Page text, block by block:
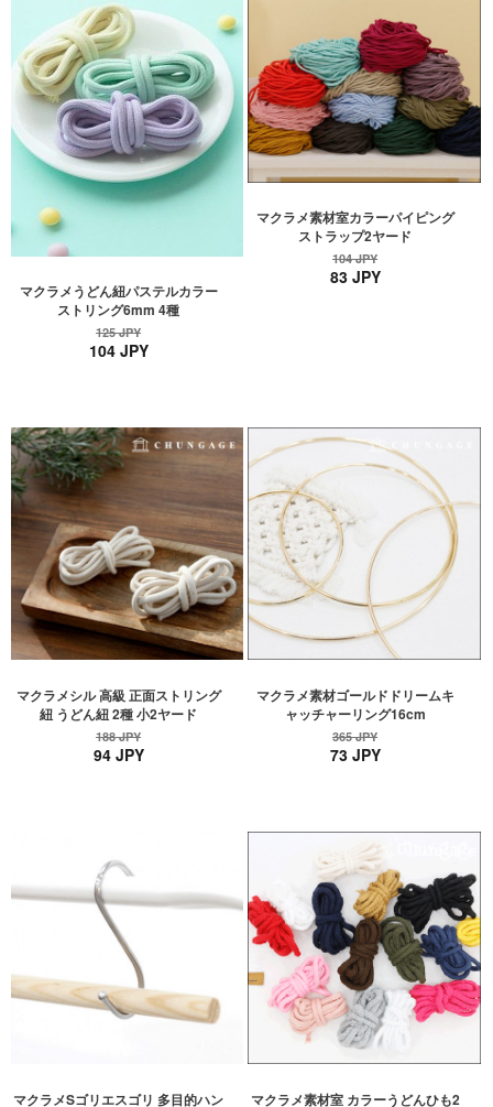
マクラメうどん紐パステルカラー
ストリング6mm 4種
125 JPY
104 JPY
マクラメ素材室カラーパイピング
ストラップ2ヤード
104 JPY
83 JPY
マクラメシル 高級 正面ストリング
紐 うどん紐 2種 小2ヤード
188 JPY
94 JPY
マクラメ素材ゴールドドリームキ
ャッチャーリング16cm
365 JPY
73 JPY
マクラメSゴリエスゴリ 多目的ハン
マクラメ素材室 カラーうどんひも2